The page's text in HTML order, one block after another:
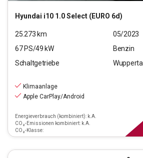
Hyundai i10 1.0 Select (EURO 6d)
25.273 km
05/2023
67PS/49 kW
Benzin
Schaltgetriebe
Wuppertal
Klimaanlage
Apple CarPlay/Android
Energieverbrauch (kombiniert): k.A.
CO₂-Emissionen kombiniert: k.A.
CO₂-Klasse: